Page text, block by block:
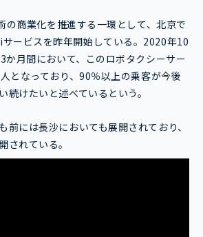
の商業化を推進する一環として、北京で
ービスを昨年開始している。2020年10
か月間において、このロボタクシーサー
となっており、90％以上の乗客が今後
続けたいと述べているという。
前には長沙においても展開されており、
されている。